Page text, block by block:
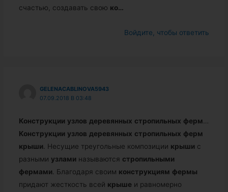
счастью, создавать свою ко…
Войдите, чтобы ответить
GELENACABLINOVA5943
07.09.2018 В 03:48
Конструкции узлов деревянных стропильных ферм
Конструкции узлов деревянных стропильных ферм
крыши . Несущие треугольные композиции крыши с
разными узлами называются стропильными
фермами . Благодаря своим конструкциям фермы
придают жесткость всей крыше и равномерно